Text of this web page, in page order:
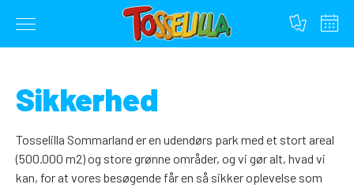
indholdSikkerhed
Tosselilla Sommarland er en udendørs park med et stort areal
(500.000 m2) og store grønne områder, og vi gør alt, hvad vi
kan, for at vores besøgende får en så sikker oplevelse som